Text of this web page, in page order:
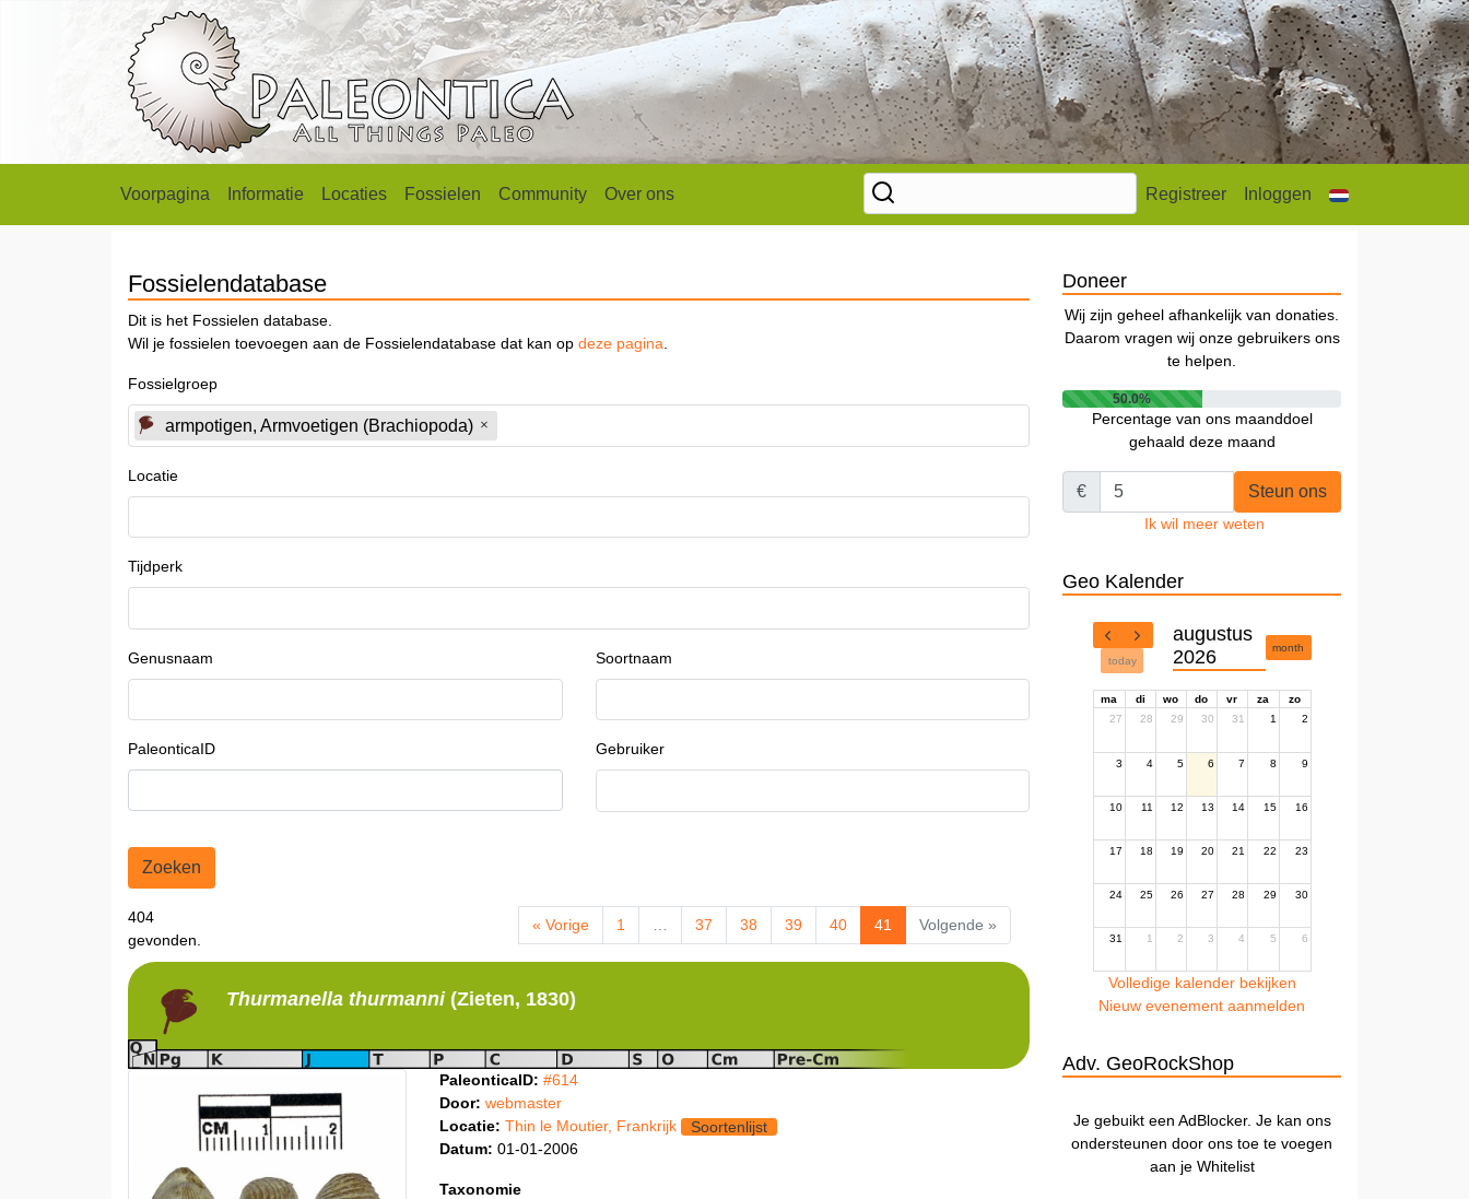
Voorpagina Informatie Locaties Fossielen Community Over ons Registreer Inloggen
Fossielendatabase
Dit is het Fossielen database.
Wil je fossielen toevoegen aan de Fossielendatabase dat kan op deze pagina
Fossielgroep
armpotigen, Armvoetigen (Brachiopoda)
Locatie
Tijdperk
Genusnaam Soortnaam
PaleonticaID Gebruiker
Zoeken
404
gevonden.
« Vorige 1 37 38 39 40 41 Volgende »
Thurmanellathurmanni (Zieten, 1830)
PaleonticaID: #614
Door: webmaster
Locatie: Thin le Moutier, Frankrijk
Soortenlijst
Datum: 01-01-2006
Taxonomie
Doneer
Wij zijn geheel afhankelijk van donaties.
Daarom vragen wij onze gebruikers ons
te helpen.
50.0%
Percentage van ons maanddoel
gehaald deze maand
€ Steun ons
Ik wil meer weten
Geo Kalender
today
augustus
2026
month
ma di wo do vr za
zo
27
28 29 30 31 1 2
3 4 5 6 7 8 9
10 11 12 13 14 15 16
17 18 19 20 21 22 23
24 25 26 27 28 29 30
31 1 2 3 4 5 6
Volledige kalender bekijken
Nieuw evenement aanmelden
Adv. GeoRockShop
Je gebuikt een AdBlocker. Je kan ons
ondersteunen door ons toe te voegen
aan je Whitelist